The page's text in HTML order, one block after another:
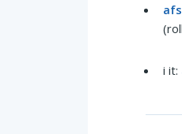
i it: